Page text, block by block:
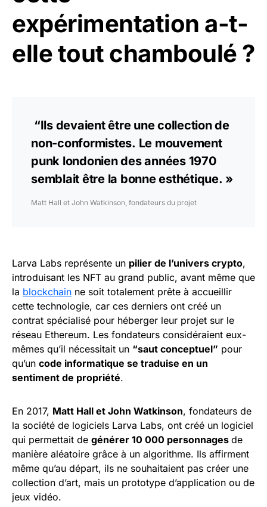
expérimentation a-t-
elle tout chamboulé ?
“Ils devaient être une collection de
non-conformistes. Le mouvement
punk londonien des années 1970
semblait être la bonne esthétique. »
Matt Hall et John Watkinson, fondateurs du projet
Larva Labs représente un pilier de l’univers crypto,
introduisant les NFT au grand public, avant même que
la blockchain ne soit totalement prête à accueillir
cette technologie, car ces derniers ont créé un
contrat spécialisé pour héberger leur projet sur le
réseau Ethereum. Les fondateurs considéraient eux-
mêmes qu’il nécessitait un “saut conceptuel” pour
qu’un code informatique se traduise en un
sentiment de propriété.
En 2017, Matt Hall et John Watkinson, fondateurs de
la société de logiciels Larva Labs, ont créé un logiciel
qui permettait de générer 10 000 personnages de
manière aléatoire grâce à un algorithme. Ils affirment
même qu’au départ, ils ne souhaitaient pas créer une
collection d’art, mais un prototype d’application ou de
jeux vidéo.